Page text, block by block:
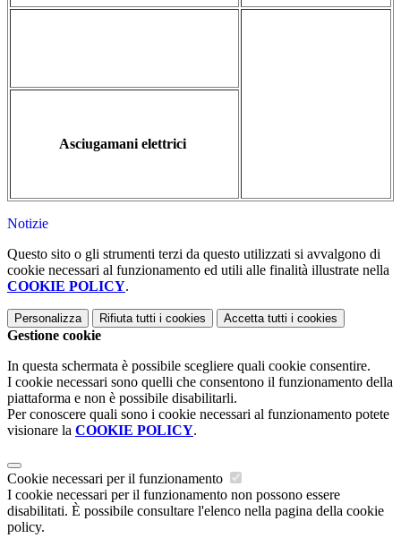
Asciugamani elettrici
Notizie
Questo sito o gli strumenti terzi da questo utilizzati si avvalgono di
cookie necessari al funzionamento ed utili alle finalità illustrate nella
COOKIE POLICY.
Personalizza Rifiuta tutti i cookies Accetta tutti i cookies
Gestione cookie
In questa schermata è possibile scegliere quali cookie consentire.
I cookie necessari sono quelli che consentono il funzionamento della
piattaforma e non è possibile disabilitarli.
Per conoscere quali sono i cookie necessari al funzionamento potete
visionare la COOKIE POLICY.
Cookie necessari per il funzionamento
I cookie necessari per il funzionamento non possono essere
disabilitati. È possibile consultare l'elenco nella pagina della cookie
policy.